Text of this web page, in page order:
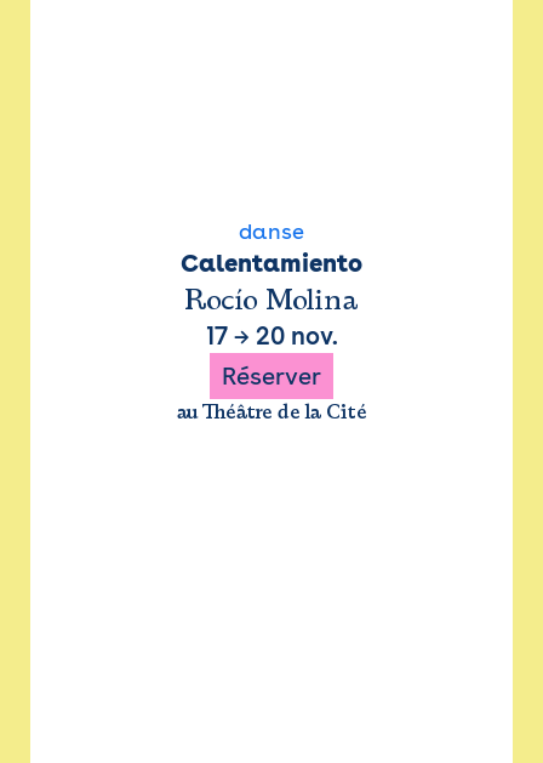
danse
Calentamiento
Rocío Molina
17→ 20 nov.
Réserver
au Théâtre de la Cité